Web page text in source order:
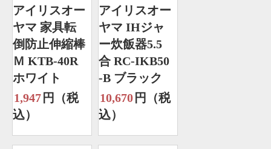
アイリスオー
ヤマ 家具転
倒防止伸縮棒
Ｍ KTB-40R
ホワイト
1,947 円（税
込）
アイリスオー
ヤマ IHジャ
ー炊飯器5.5
合 RC-IKB50
-B ブラック
10,670 円（税
込）